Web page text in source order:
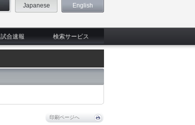
Japanese English
試合速報 検索サービス
印刷ページへ